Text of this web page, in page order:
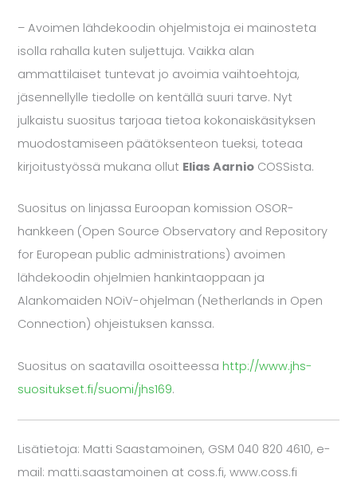
– Avoimen lähdekoodin ohjelmistoja ei mainosteta
isolla rahalla kuten suljettuja. Vaikka alan
ammattilaiset tuntevat jo avoimia vaihtoehtoja,
jäsennellylle tiedolle on kentällä suuri tarve. Nyt
julkaistu suositus tarjoaa tietoa kokonaiskäsityksen
muodostamiseen päätöksenteon tueksi, toteaa
kirjoitustyössä mukana ollut Elias Aarnio COSSista.
Suositus on linjassa Euroopan komission OSOR-
hankkeen (Open Source Observatory and Repository
for European public administrations) avoimen
lähdekoodin ohjelmien hankintaoppaan ja
Alankomaiden NOiV-ohjelman (Netherlands in Open
Connection) ohjeistuksen kanssa.
Suositus on saatavilla osoitteessa http://www.jhs-
suositukset.fi/suomi/jhs169.
Lisätietoja: Matti Saastamoinen, GSM 040 820 4610, e-
mail: matti.saastamoinen at coss.fi, www.coss.fi